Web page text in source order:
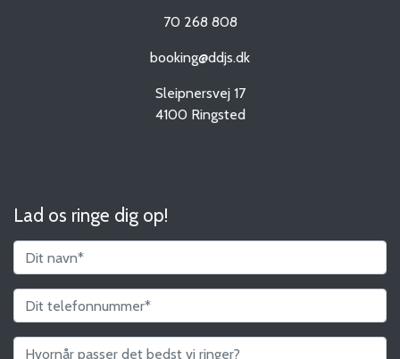
70 268 808
booking@ddjs.dk
Sleipnersvej 17
4100 Ringsted
Lad os ringe dig op!